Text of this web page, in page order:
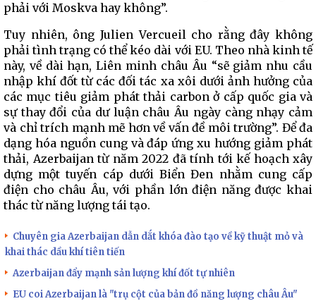
phải với Moskva hay không”.
Tuy nhiên, ông Julien Vercueil cho rằng đây không
phải tình trạng có thể kéo dài với EU. Theo nhà kinh tế
này, về dài hạn, Liên minh châu Âu “sẽ giảm nhu cầu
nhập khí đốt từ các đối tác xa xôi dưới ảnh hưởng của
các mục tiêu giảm phát thải carbon ở cấp quốc gia và
sự thay đổi của dư luận châu Âu ngày càng nhạy cảm
và chỉ trích mạnh mẽ hơn về vấn đề môi trường”. Để đa
dạng hóa nguồn cung và đáp ứng xu hướng giảm phát
thải, Azerbaijan từ năm 2022 đã tính tới kế hoạch xây
dựng một tuyến cáp dưới Biển Đen nhằm cung cấp
điện cho châu Âu, với phần lớn điện năng được khai
thác từ năng lượng tái tạo.
Chuyên gia Azerbaijan dẫn dắt khóa đào tạo về kỹ thuật mỏ và
khai thác dầu khí tiên tiến
Azerbaijan đẩy mạnh sản lượng khí đốt tự nhiên
EU coi Azerbaijan là "trụ cột của bản đồ năng lượng châu Âu"